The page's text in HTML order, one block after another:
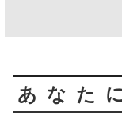
あなた